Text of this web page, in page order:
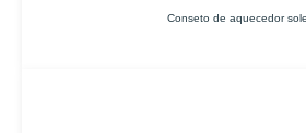
Conseto de aquecedor